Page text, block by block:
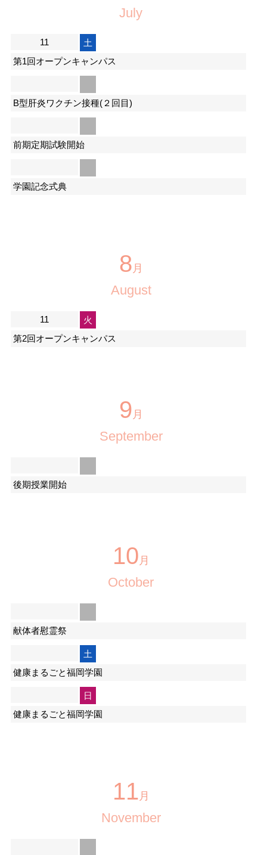
July
11
土
第1回オープンキャンパス
B型肝炎ワクチン接種(２回目)
前期定期試験開始
学園記念式典
8 月
August
11
火
第2回オープンキャンパス
9 月
September
後期授業開始
10 月
October
献体者慰霊祭
土
健康まるごと福岡学園
日
健康まるごと福岡学園
11 月
November